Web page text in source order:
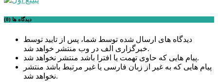
دیدگاه ها (0)
دیدگاه های ارسال شده توسط شما، پس از تایید توسط
خبرگزاری الف در وب منتشر خواهد شد.
پیام هایی که حاوی تهمت یا افترا باشد منتشر نخواهد شد.
پیام هایی که به غیر از زبان فارسی یا غیر مرتبط باشد منتشر
نخواهد شد.